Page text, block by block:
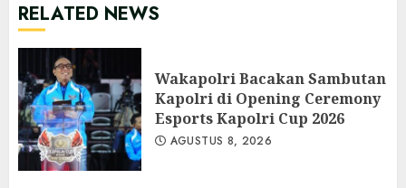
RELATED NEWS
Wakapolri Bacakan Sambutan
Kapolri di Opening Ceremony
Esports Kapolri Cup 2026
AGUSTUS 8, 2026